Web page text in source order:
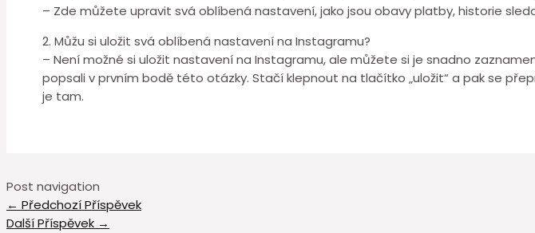
– Zde můžete upravit svá oblíbená nastavení, jako jsou obavy platby, historie
2. Můžu si uložit svá oblíbená nastavení na Instagramu?
– Není možné si uložit nastavení na Instagramu, ale můžete si je snadno
popsali v prvním bodě této otázky. Stačí klepnout na tlačítko „uložit“ a pak se
je tam.
Post navigation
← Předchozí Příspěvek
Další Příspěvek →